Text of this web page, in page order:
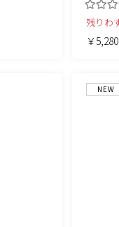
残りわ
￥5,280
NEW